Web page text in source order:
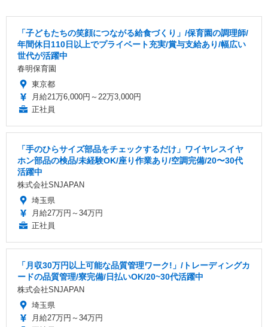
「子どもたちの笑顔につながる給食づくり」/保育園の調理師/
年間休日110日以上でプライベート充実/賞与支給あり/幅広い
世代が活躍中
春明保育園
東京都
月給21万6,000円～22万3,000円
正社員
「手のひらサイズ部品をチェックするだけ」ワイヤレスイヤ
ホン部品の検品/未経験OK/座り作業あり/空調完備/20〜30代
活躍中
株式会社SNJAPAN
埼玉県
月給27万円～34万円
正社員
「月収30万円以上可能な品質管理ワーク!」/トレーディングカ
ードの品質管理/寮完備/日払いOK/20~30代活躍中
株式会社SNJAPAN
埼玉県
月給27万円～34万円